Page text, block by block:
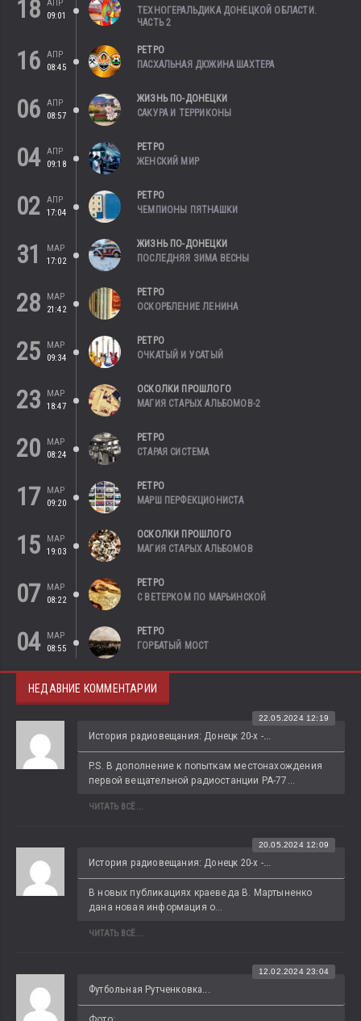
18
АПР
09:01
ТЕХНОГЕРАЛЬДИКА ДОНЕЦКОЙ ОБЛАСТИ.
ЧАСТЬ 2
16
АПР
08:45
РЕТРО
ПАСХАЛЬНАЯ ДЮЖИНА ШАХТЕРА
06
АПР
08:57
ЖИЗНЬ ПО-ДОНЕЦКИ
САКУРА И ТЕРРИКОНЫ
04 АПР
09:18
РЕТРО
ЖЕНСКИЙ МИР
02
АПР
17:04
РЕТРО
ЧЕМПИОНЫ ПЯТНАШКИ
31
МАР
17:02
ЖИЗНЬ ПО-ДОНЕЦКИ
ПОСЛЕДНЯЯ ЗИМА ВЕСНЫ
28
МАР
21:42
РЕТРО
ОСКОРБЛЕНИЕ ЛЕНИНА
25
МАР
09:34
РЕТРО
ОЧКАТЫЙ И УСАТЫЙ
23
МАР
18:47
ОСКОЛКИ ПРОШЛОГО
МАГИЯ СТАРЫХ АЛЬБОМОВ-2
20
МАР
08:24
РЕТРО
СТАРАЯ СИСТЕМА
17
МАР
09:20
РЕТРО
МАРШ ПЕРФЕКЦИОНИСТА
15
МАР
19:03
ОСКОЛКИ ПРОШЛОГО
МАГИЯ СТАРЫХ АЛЬБОМОВ
07
МАР
08:22
РЕТРО
С ВЕТЕРКОМ ПО МАРЬИНСКОЙ
04
МАР
08:55
РЕТРО
ГОРБАТЫЙ МОСТ
НЕДАВНИЕ КОММЕНТАРИИ
История радиовещания: Донецк 20-х -...
22.05.2024 12:19
P.S. В дополнение к попыткам местонахождения
первой вещательной радиостанции РА-77...
ЧИТАТЬ ВСЁ...
История радиовещания: Донецк 20-х -...
20.05.2024 12:09
В новых публикациях краеведа В. Мартыненко
дана новая информация о...
ЧИТАТЬ ВСЁ...
Футбольная Рутченковка...
12.02.2024 23:04